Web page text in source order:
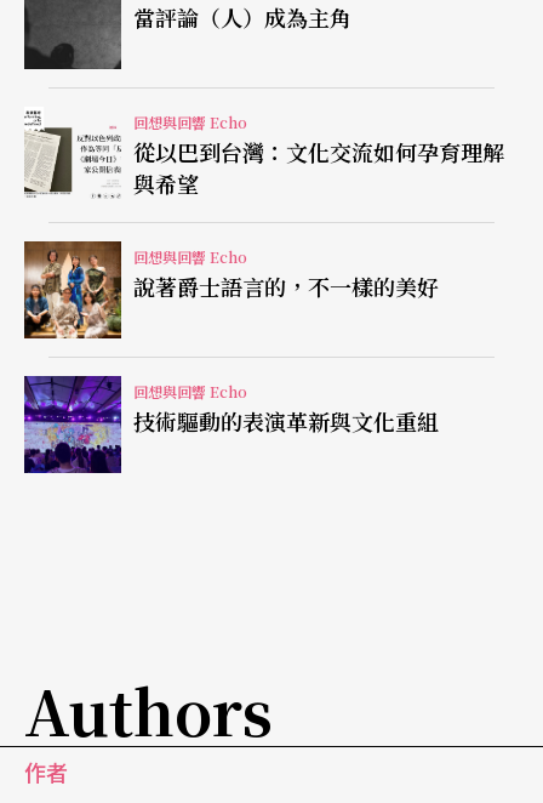
超脫人性的「神樣」之作
如普雷特涅夫所說，從前他彈過許多好作品，也嚐
試著發掘彈奏各式各樣稀有的曲子，在他的「曲
庫」中（Répertoire）有超過四十首以上的鋼琴協
奏曲及無數的獨奏曲目；然而，他自覺年紀已長，
到達了一種只想彈自己最想彈，自認為有意義、有
內涵，由「神樣」力量創造出之經典樂曲的人生階
段，因此，他選擇了以一套無國界精神曲目來超越
人世間的所有限制與桎梏。他不再以俄國音樂來強
調自己的特質與本源。而這也正是他選擇最後一首
「每當我重新再看一些貝多芬晚期的奏鳴曲時，我
總是看見其中不計其數的樂思在吶喊著，欲被以正
當評論（人）成為主角
回想與回響 Echo
從以巴到台灣：文化交流如何孕育理解
與希望
回想與回響 Echo
說著爵士語言的，不一樣的美好
回想與回響 Echo
技術驅動的表演革新與文化重組
Authors
作者